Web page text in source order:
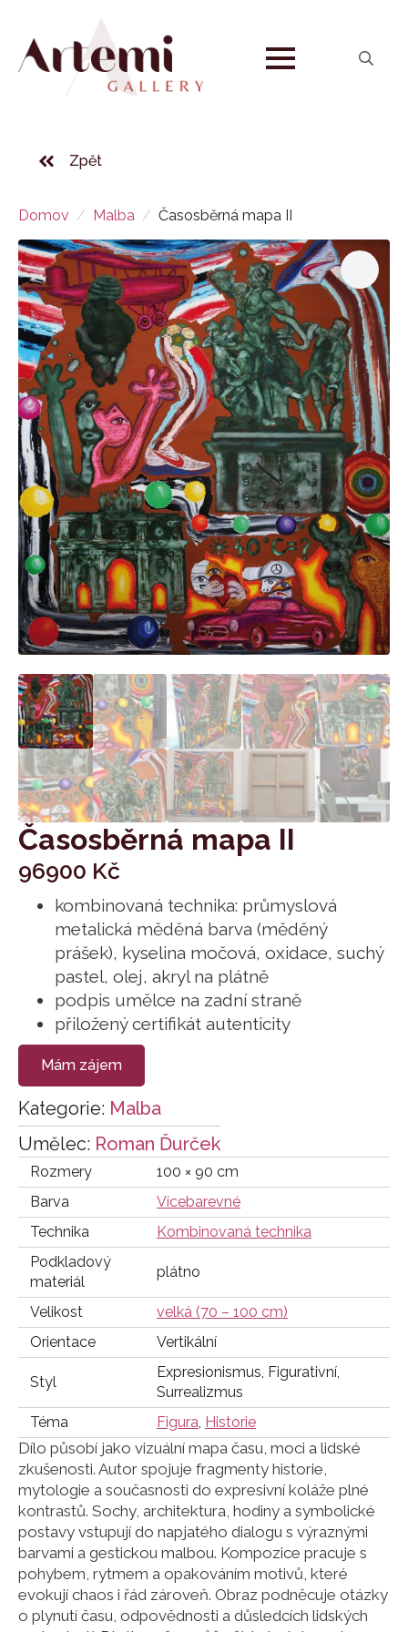
Zpět
Domov Malba Časosběrná mapa II
Časosběrná mapa II
96900 Kč
kombinovaná technika: průmyslová
metalická měděná barva (měděný
prášek), kyselina močová, oxidace, suchý
pastel, olej, akryl na plátně
podpis umělce na zadní straně
přiložený certifikát autenticity
Mám zájem
Kategorie: Malba
Umělec: Roman Ďurček
Rozmery
100 × 90 cm
Barva
Vícebarevné
Technika
Kombinovaná technika
Podkladový
materiál
plátno
Velikost
velká (70 – 100 cm)
Orientace
Vertikální
Styl
Expresionismus, Figurativní,
Surrealizmus
Téma
Figura, Historie
Dílo působí jako vizuální mapa času, moci a lidské
zkušenosti. Autor spojuje fragmenty historie,
mytologie a současnosti do expresivní koláže plné
kontrastů. Sochy, architektura, hodiny a symbolické
postavy vstupují do napjatého dialogu s výraznými
barvami a gestickou malbou. Kompozice pracuje s
pohybem, rytmem a opakováním motivů, které
evokují chaos i řád zároveň. Obraz podněcuje otázky
o plynutí času, odpovědnosti a důsledcích lidských